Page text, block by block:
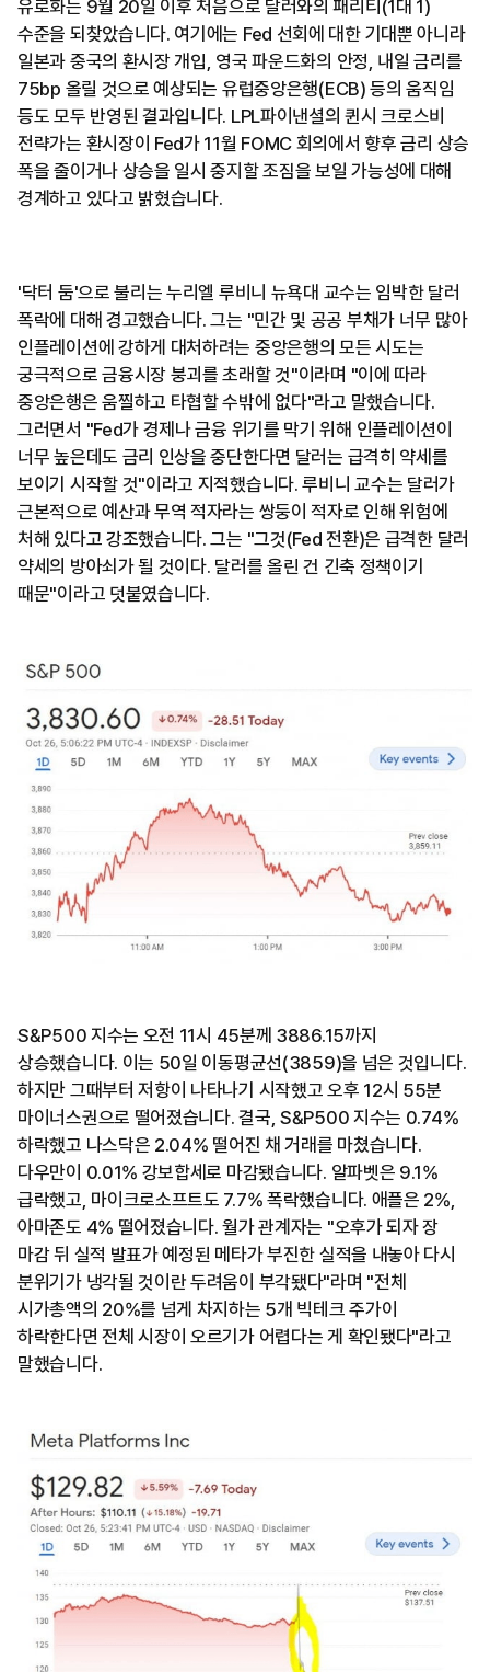
유로화는 9월 20일 이후 처음으로 달러와의 패리티(1대 1)
수준을 되찾았습니다. 여기에는 Fed 선회에 대한 기대뿐 아니라
일본과 중국의 환시장 개입, 영국 파운드화의 안정, 내일 금리를
75bp 올릴 것으로 예상되는 유럽중앙은행(ECB) 등의 움직임
등도 모두 반영된 결과입니다. LPL파이낸셜의 퀸시 크로스비
전략가는 환시장이 Fed가 11월 FOMC 회의에서 향후 금리 상승
폭을 줄이거나 상승을 일시 중지할 조짐을 보일 가능성에 대해
경계하고 있다고 밝혔습니다.
'닥터 둠'으로 불리는 누리엘 루비니 뉴욕대 교수는 임박한 달러
폭락에 대해 경고했습니다. 그는 "민간 및 공공 부채가 너무 많아
인플레이션에 강하게 대처하려는 중앙은행의 모든 시도는
궁극적으로 금융시장 붕괴를 초래할 것"이라며 "이에 따라
중앙은행은 움찔하고 타협할 수밖에 없다"라고 말했습니다.
그러면서 "Fed가 경제나 금융 위기를 막기 위해 인플레이션이
너무 높은데도 금리 인상을 중단한다면 달러는 급격히 약세를
보이기 시작할 것"이라고 지적했습니다. 루비니 교수는 달러가
근본적으로 예산과 무역 적자라는 쌍둥이 적자로 인해 위험에
처해 있다고 강조했습니다. 그는 "그것(Fed 전환)은 급격한 달러
약세의 방아쇠가 될 것이다. 달러를 올린 건 긴축 정책이기
때문"이라고 덧붙였습니다.
S&P500 지수는 오전 11시 45분께 3886.15까지
상승했습니다. 이는 50일 이동평균선(3859)을 넘은 것입니다.
하지만 그때부터 저항이 나타나기 시작했고 오후 12시 55분
마이너스권으로 떨어졌습니다. 결국, S&P500 지수는 0.74%
하락했고 나스닥은 2.04% 떨어진 채 거래를 마쳤습니다.
다우만이 0.01% 강보합세로 마감됐습니다. 알파벳은 9.1%
급락했고, 마이크로소프트도 7.7% 폭락했습니다. 애플은 2%,
아마존도 4% 떨어졌습니다. 월가 관계자는 "오후가 되자 장
마감 뒤 실적 발표가 예정된 메타가 부진한 실적을 내놓아 다시
분위기가 냉각될 것이란 두려움이 부각됐다"라며 "전체
시가총액의 20%를 넘게 차지하는 5개 빅테크 주가이
하락한다면 전체 시장이 오르기가 어렵다는 게 확인됐다"라고
말했습니다.